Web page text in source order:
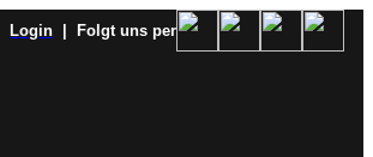
Login
| Folgt uns per